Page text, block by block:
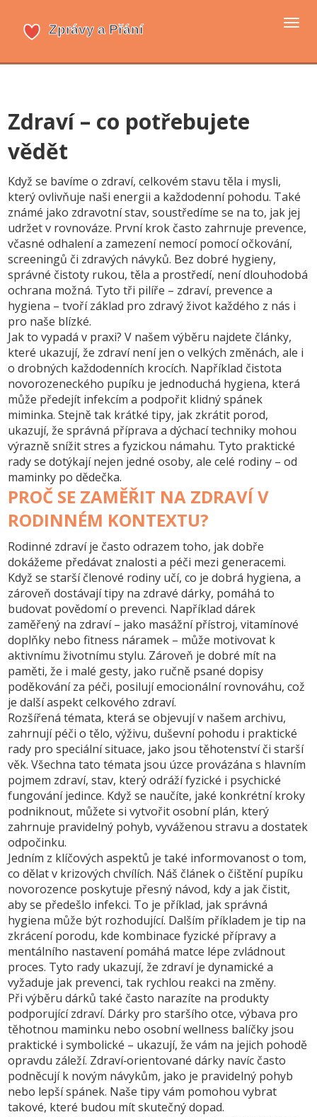
Zdraví – co potřebujete
vědět
Když se bavíme o zdraví,celkovém stavu těla i mysli,
který ovlivňuje naši energii a každodenní pohodu. Také
známé jako zdravotní stav, soustředíme se na to, jak jej
udržet v rovnováze. První krok často zahrnuje prevence,
včasné odhalení a zamezení nemocí pomocí očkování,
screeningů či zdravých návyků. Bez dobré hygieny,
správné čistoty rukou, těla a prostředí, není dlouhodobá
ochrana možná. Tyto tři pilíře – zdraví, prevence a
hygiena – tvoří základ pro zdravý život každého z nás i
pro naše blízké.
Jak to vypadá v praxi? V našem výběru najdete články,
které ukazují, že zdravínení jen o velkých změnách, ale i
o drobných každodenních krocích. Například čistota
novorozeneckého pupíku je jednoduchá hygiena, která
může předejít infekcím a podpořit klidný spánek
miminka. Stejně tak krátké tipy, jak zkrátit porod,
ukazují, že správná příprava a dýchací techniky mohou
výrazně snížit stres a fyzickou námahu. Tyto praktické
rady se dotýkají nejen jedné osoby, ale celé rodiny – od
maminky po dědečka.
PROČ SE ZAMĚŘIT NA ZDRAVÍ V
RODINNÉM KONTEXTU?
Rodinné zdraví je často odrazem toho, jak dobře
dokážeme předávat znalosti a péči mezi generacemi.
Když se starší členové rodiny učí, co je dobrá hygiena, a
zároveň dostávají tipy na zdravé dárky, pomáhá to
budovat povědomí o prevenci. Například dárek
zaměřený na zdraví – jako masážní přístroj, vitamínové
doplňky nebo fitness náramek – může motivovat k
aktivnímu životnímu stylu. Zároveň je dobré mít na
paměti, že i malé gesty, jako ručně psané dopisy
poděkování za péči, posilují emocionální rovnováhu, což
je další aspekt celkového zdraví.
Rozšířená témata, která se objevují v našem archivu,
zahrnují péči o tělo, výživu, duševní pohodu i praktické
rady pro speciální situace, jako jsou těhotenství či starší
věk. Všechna tato témata jsou úzce provázána s hlavním
pojmem zdraví,stav, který odráží fyzické i psychické
fungování jedince. Když se naučíte, jaké konkrétní kroky
podniknout, můžete si vytvořit osobní plán, který
zahrnuje pravidelný pohyb, vyváženou stravu a dostatek
odpočinku.
Jedním z klíčových aspektů je také informovanost o tom,
co dělat v krizových chvílích. Náš článek o čištění pupíku
novorozence poskytuje přesný návod, kdy a jak čistit,
aby se předešlo infekci. To je příklad, jak správná
hygiena může být rozhodující. Dalším příkladem je tip na
zkrácení porodu, kde kombinace fyzické přípravy a
mentálního nastavení pomáhá matce lépe zvládnout
proces. Tyto rady ukazují, že zdraví je dynamické a
vyžaduje jak prevenci, tak rychlou reakci na změny.
Při výběru dárků také často narazíte na produkty
podporující zdraví. Dárky pro staršího otce, výbava pro
těhotnou maminku nebo osobní wellness balíčky jsou
praktické i symbolické – ukazují, že vám na jejich pohodě
opravdu záleží. Zdraví‑orientované dárky navíc často
podněcují k novým návykům, jako je pravidelný pohyb
nebo lepší spánek. Naše tipy vám pomohou vybrat
takové, které budou mít skutečný dopad.